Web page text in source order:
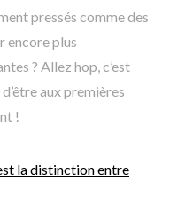
pressés comme des
encore plus
? Allez hop, c’est
aux premières
!
la distinction entre